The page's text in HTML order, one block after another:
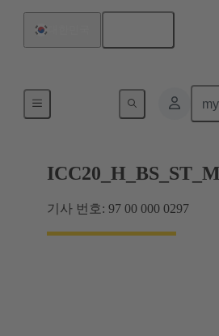
기사 번호: 97 00 000 0297